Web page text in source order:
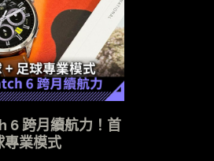
6 跨月續航力！首
專業模式